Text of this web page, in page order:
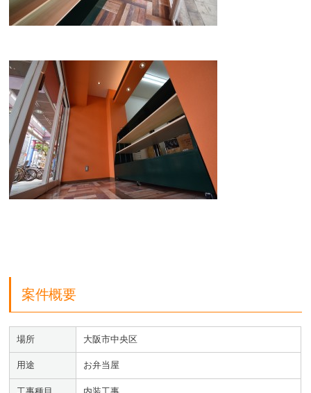
案件概要
場所 大阪市中央区
用途 お弁当屋